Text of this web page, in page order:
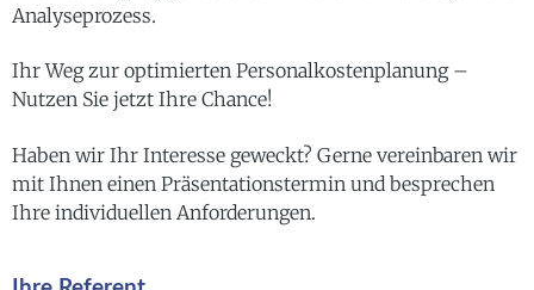
Analyseprozess.
Ihr Weg zur optimierten Personalkostenplanung –
Nutzen Sie jetzt Ihre Chance!
Haben wir Ihr Interesse geweckt? Gerne vereinbaren wir
mit Ihnen einen Präsentationstermin und besprechen
Ihre individuellen Anforderungen.